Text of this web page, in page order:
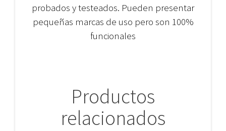
probados y testeados. Pueden presentar
pequeñas marcas de uso pero son 100%
funcionales
Productos
relacionados